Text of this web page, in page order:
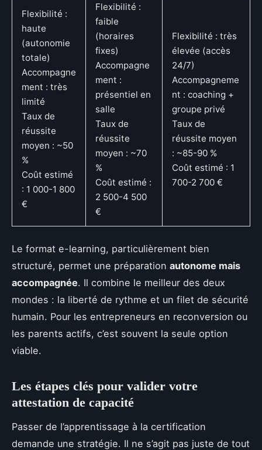
Flexibilité :
haute
(autonomie
totale)
Accompagne
ment : très
limité
Taux de
réussite
moyen : ~50
%
Coût estimé
: 1 000-1 800
€
Flexibilité :
faible
(horaires
fixes)
Accompagne
ment :
présentiel en
salle
Taux de
réussite
moyen : ~70
%
Coût estimé :
2 500-4 500
€
Flexibilité : très
élevée (accès
24/7)
Accompagneme
nt : coaching +
groupe privé
Taux de
réussite moyen
: ~85-90 %
Coût estimé : 1
700-2 700 €
Le format e-learning, particulièrement bien
structuré, permet une préparation autonome mais
accompagnée. Il combine le meilleur des deux
mondes : la liberté de rythme et un filet de sécurité
humain. Pour les entrepreneurs en reconversion ou
les parents actifs, c’est souvent la seule option
viable.
Les étapes clés pour valider votre
attestation de capacité
Passer de l’apprentissage à la certification
demande une stratégie. Il ne s’agit pas juste de tout